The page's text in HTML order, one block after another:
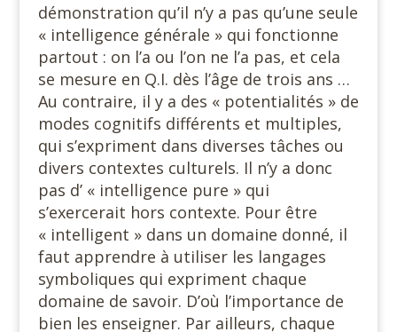
démonstration qu’il n’y a pas qu’une seule
« intelligence générale » qui fonctionne
partout : on l’a ou l’on ne l’a pas, et cela
se mesure en Q.I. dès l’âge de trois ans …
Au contraire, il y a des « potentialités » de
modes cognitifs différents et multiples,
qui s’expriment dans diverses tâches ou
divers contextes culturels. Il n’y a donc
pas d’ « intelligence pure » qui
s’exercerait hors contexte. Pour être
« intelligent » dans un domaine donné, il
faut apprendre à utiliser les langages
symboliques qui expriment chaque
domaine de savoir. D’où l’importance de
bien les enseigner. Par ailleurs, chaque